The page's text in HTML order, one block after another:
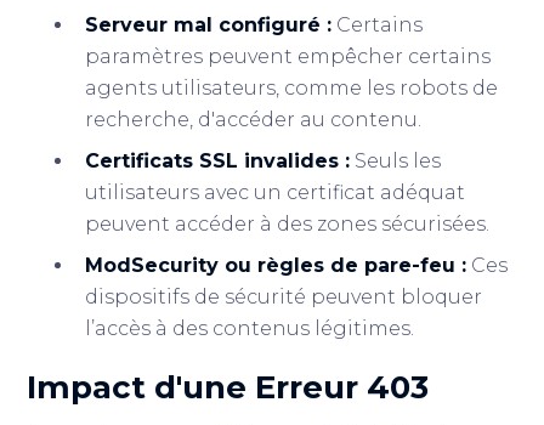
Serveur mal configuré : Certains
paramètres peuvent empêcher certains
agents utilisateurs, comme les robots de
recherche, d'accéder au contenu.
Certificats SSL invalides : Seuls les
utilisateurs avec un certificat adéquat
peuvent accéder à des zones sécurisées.
ModSecurity ou règles de pare-feu : Ces
dispositifs de sécurité peuvent bloquer
l’accès à des contenus légitimes.
Impact d'une Erreur 403